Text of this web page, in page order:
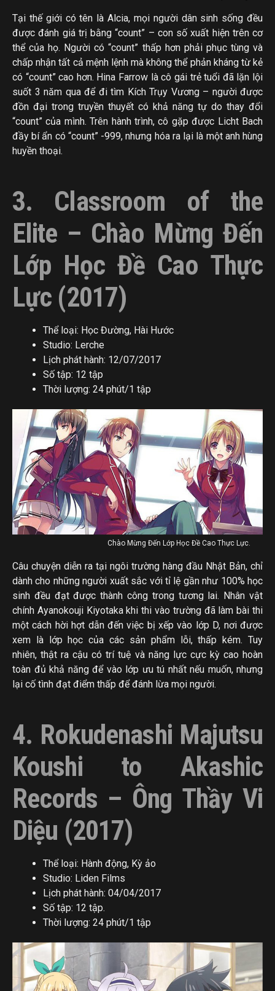
Tại thế giới có tên là Alcia, mọi người dân sinh sống đều
được đánh giá trị bằng “count” – con số xuất hiện trên cơ
thể của họ. Người có “count” thấp hơn phải phục tùng và
chấp nhận tất cả mệnh lệnh mà không thể phản kháng từ kẻ
có “count” cao hơn. Hina Farrow là cô gái trẻ tuổi đã lặn lội
suốt 3 năm qua để đi tìm Kích Trụy Vương – người được
đồn đại trong truyền thuyết có khả năng tự do thay đổi
“count” của mình. Trên hành trình, cô gặp được Licht Bach
đầy bí ẩn có “count” -999, nhưng hóa ra lại là một anh hùng
huyền thoại.
3. Classroom of the
Elite – Chào Mừng Đến
Lớp Học Đề Cao Thực
Lực (2017)
Thể loại: Học Đường, Hài Hước
Studio: Lerche
Lịch phát hành: 12/07/2017
Số tập: 12 tập
Thời lượng: 24 phút/1 tập
Chào Mừng Đến Lớp Học Đề Cao Thực Lực.
Câu chuyện diễn ra tại ngôi trường hàng đầu Nhật Bản, chỉ
dành cho những người xuất sắc với tỉ lệ gần như 100% học
sinh đều đạt được thành công trong tương lai. Nhân vật
chính Ayanokouji Kiyotaka khi thi vào trường đã làm bài thi
một cách hời hợt dẫn đến việc bị xếp vào lớp D, nơi được
xem là lớp học của các sản phẩm lỗi, thấp kém. Tuy
nhiên, thật ra cậu có trí tuệ và năng lực cực kỳ cao hoàn
toàn đủ khả năng để vào lớp ưu tú nhất nếu muốn, nhưng
lại cố tình đạt điểm thấp để đánh lừa mọi người.
4. Rokudenashi Majutsu
Koushi to Akashic
Records – Ông Thầy Vi
Diệu (2017)
Thể loại: Hành động, Kỳ ảo
Studio: Liden Films
Lịch phát hành: 04/04/2017
Số tập: 12 tập.
Thời lượng: 24 phút/1 tập